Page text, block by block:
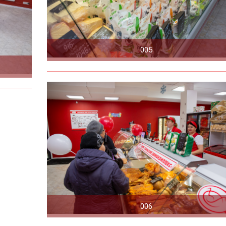
005
006